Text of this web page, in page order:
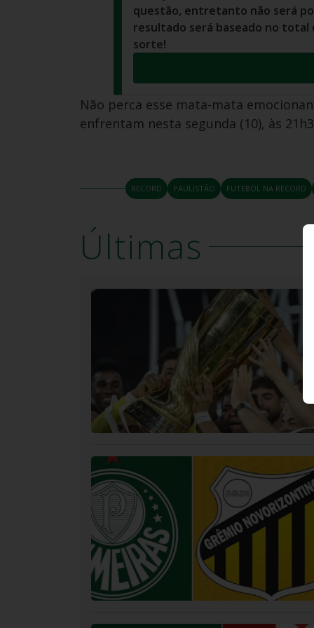
questão, entretanto não será
resultado será baseado no
sorte!
Não perca esse mata-mata
enfrentam nesta segunda (10), às
RECORD PAULISTÃO FUTEBOL NA RECORD
Últimas